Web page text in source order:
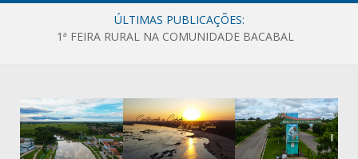
ÚLTIMAS PUBLICAÇÕES:
1ª FEIRA RURAL NA COMUNIDADE BACABAL